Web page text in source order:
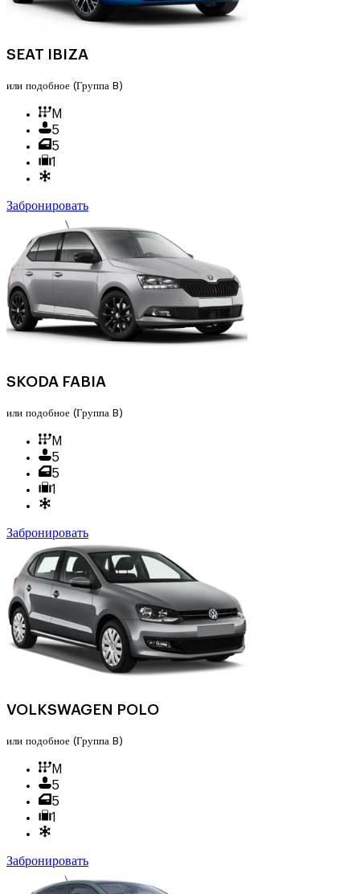
SEAT IBIZA
или подобное (Группа B)
M
5
5
1
Забронировать
SKODA FABIA
или подобное (Группа B)
M
5
5
1
Забронировать
VOLKSWAGEN POLO
или подобное (Группа B)
M
5
5
1
Забронировать